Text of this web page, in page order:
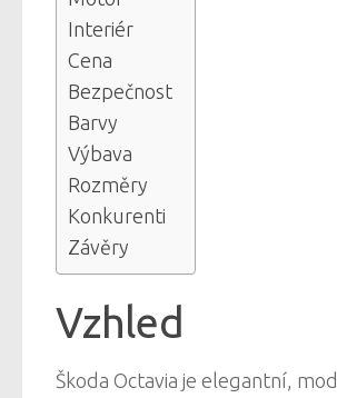
Interiér
Cena
Bezpečnost
Barvy
Výbava
Rozměry
Konkurenti
Závěry
Vzhled
Škoda Octavia je elegantní,